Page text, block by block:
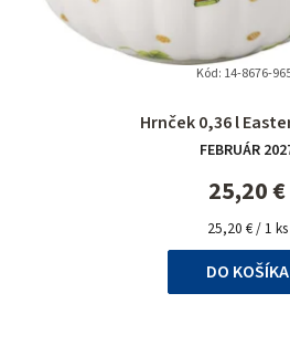
Hrnček 0,36 l
je
5,0
z
5
FEBRUÁR
25,20 €
Jednotková
cena:
25,20 € / 1 ks
DO KOŠÍKA
Kód: 14-8676-